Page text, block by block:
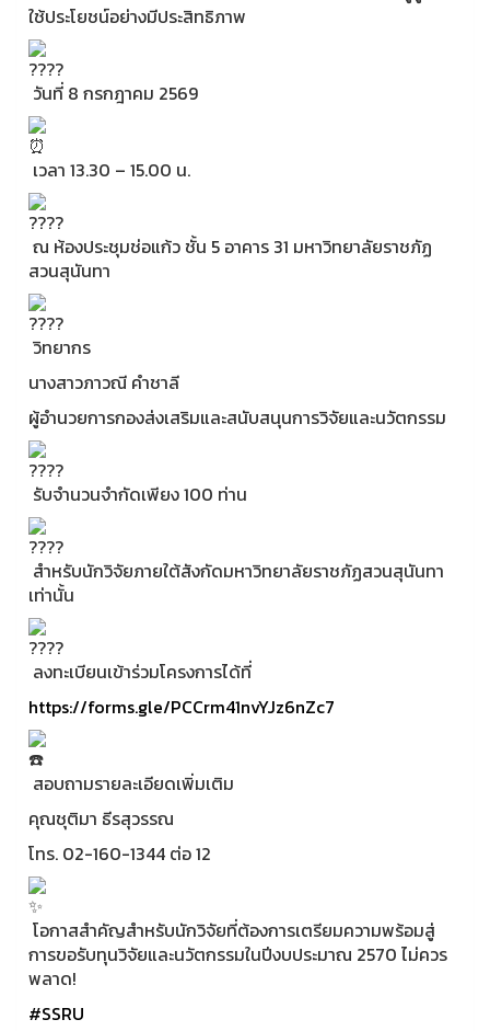
ใช้ประโยชน์อย่างมีประสิทธิภาพ
วันที่ 8 กรกฎาคม 2569
เวลา 13.30 – 15.00 น.
ณ ห้องประชุมช่อแก้ว ชั้น 5 อาคาร 31 มหาวิทยาลัยราชภัฏ
สวนสุนันทา
วิทยากร
นางสาวภาวณี คำชาลี
ผู้อำนวยการกองส่งเสริมและสนับสนุนการวิจัยและนวัตกรรม
รับจำนวนจำกัดเพียง 100 ท่าน
สำหรับนักวิจัยภายใต้สังกัดมหาวิทยาลัยราชภัฏสวนสุนันทา
เท่านั้น
ลงทะเบียนเข้าร่วมโครงการได้ที่
https://forms.gle/PCCrm41nvYJz6nZc7
สอบถามรายละเอียดเพิ่มเติม
คุณชุติมา ธีรสุวรรณ
โทร. 02-160-1344 ต่อ 12
โอกาสสำคัญสำหรับนักวิจัยที่ต้องการเตรียมความพร้อมสู่
การขอรับทุนวิจัยและนวัตกรรมในปีงบประมาณ 2570 ไม่ควร
พลาด!
#SSRU